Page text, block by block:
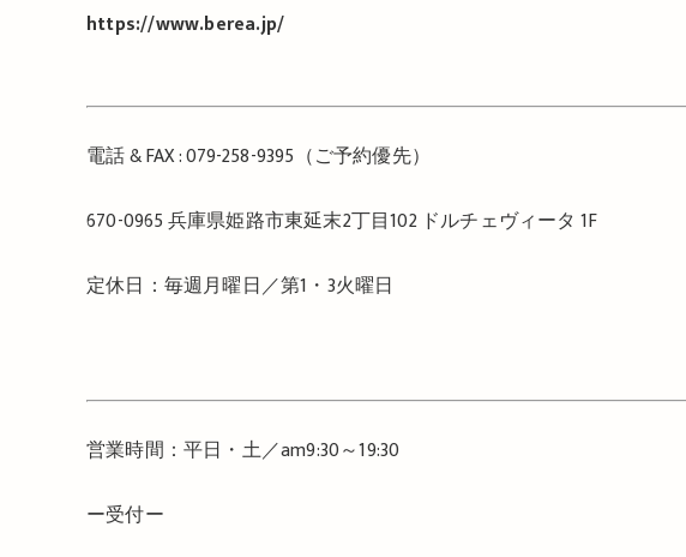
https://www.berea.jp/
電話& FAX : 079-258-9395 （ご予約優先）
670-0965兵庫県姫路市東延末2丁目102 ドルチェヴィータ 1F
定休日：毎週月曜日／第1・3火曜日
営業時間：平日・土／am9:30～19:30
ー受付ー